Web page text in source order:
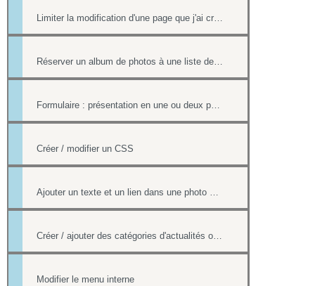
Limiter la modification d'une page que j'ai créée si nous sommes plusieurs webmasters
Réserver un album de photos à une liste de personnes
Formulaire : présentation en une ou deux pages
Créer / modifier un CSS
Ajouter un texte et un lien dans une photo d'un album
Créer / ajouter des catégories d'actualités ou d'évènements (flux rss)
Modifier le menu interne